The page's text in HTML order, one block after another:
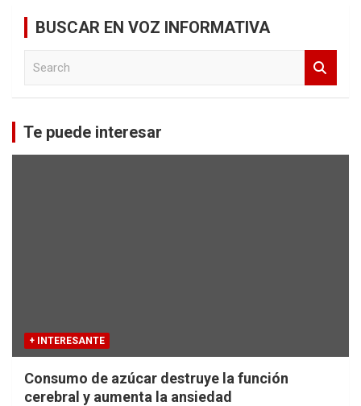
BUSCAR EN VOZ INFORMATIVA
c
h
Te puede interesar
+ INTERESANTE
Consumo de azúcar destruye la función
cerebral y aumenta la ansiedad